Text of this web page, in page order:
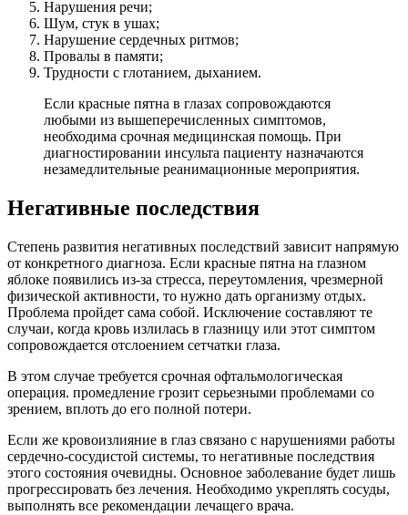
Нарушения речи;
Шум, стук в ушах;
Нарушение сердечных ритмов;
Провалы в памяти;
Трудности с глотанием, дыханием.
Если красные пятна в глазах сопровождаются
любыми из вышеперечисленных симптомов,
необходима срочная медицинская помощь. При
диагностировании инсульта пациенту назначаются
незамедлительные реанимационные мероприятия.
Негативные последствия
Степень развития негативных последствий зависит напрямую
от конкретного диагноза. Если красные пятна на глазном
яблоке появились из-за стресса, переутомления, чрезмерной
физической активности, то нужно дать организму отдых.
Проблема пройдет сама собой. Исключение составляют те
случаи, когда кровь излилась в глазницу или этот симптом
сопровождается отслоением сетчатки глаза.
В этом случае требуется срочная офтальмологическая
операция. промедление грозит серьезными проблемами со
зрением, вплоть до его полной потери.
Если же кровоизлияние в глаз связано с нарушениями работы
сердечно-сосудистой системы, то негативные последствия
этого состояния очевидны. Основное заболевание будет лишь
прогрессировать без лечения. Необходимо укреплять сосуды,
выполнять все рекомендации лечащего врача.